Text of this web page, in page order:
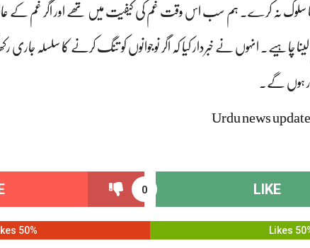
سلوک نہ کرے۔ ہم سب اس وقت غم کی کیفیت میں تھے اور اگر غم کے عالم
چاہیے۔ انہوں نے خبردار کیا کہ اگر نوجوانوں کو تنگ کرنے کا سلسلہ جاری
ہوں گے۔
Urdu news
LIKE
0
50%
50% Dislikes